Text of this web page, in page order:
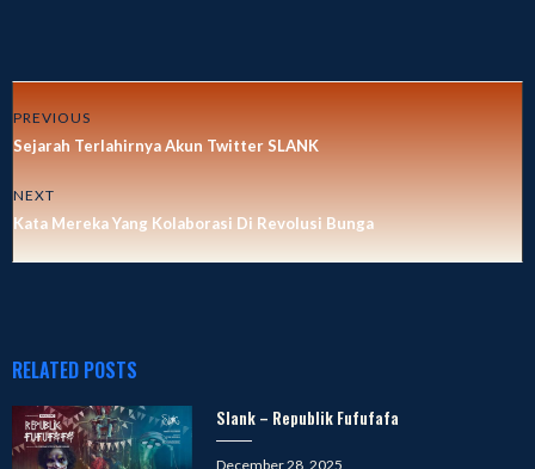
PREVIOUS
Sejarah Terlahirnya Akun Twitter SLANK
NEXT
Kata Mereka Yang Kolaborasi Di Revolusi Bunga
RELATED POSTS
Slank – Republik Fufufafa
Posted
December 28, 2025